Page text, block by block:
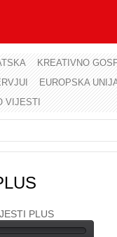
KREATIVNO
EUROPSKA
VIJESTI
PLUS
Korisničko ime
Lozinka
Zaboravili ste lozinku?